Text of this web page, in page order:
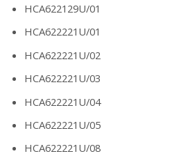
HCA622129U/01
HCA622221U/01
HCA622221U/02
HCA622221U/03
HCA622221U/04
HCA622221U/05
HCA622221U/08